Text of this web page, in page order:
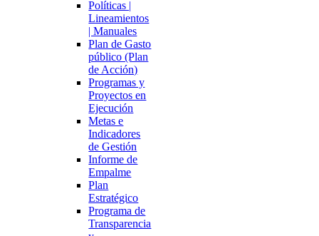
Políticas |
Lineamientos
| Manuales
Plan de Gasto
público (Plan
de Acción)
Programas y
Proyectos en
Ejecución
Metas e
Indicadores
de Gestión
Informe de
Empalme
Plan
Estratégico
Programa de
Transparencia